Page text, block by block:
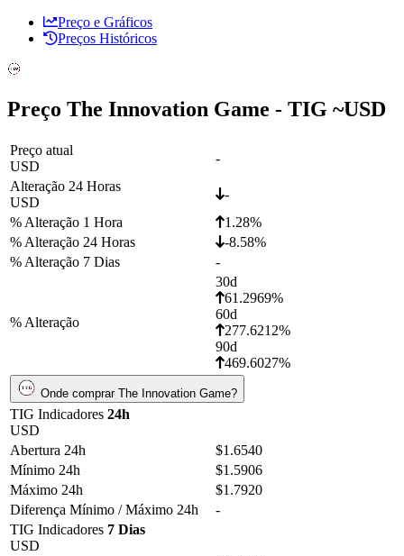
Preço e Gráficos
Preços Históricos
Preço The Innovation Game - TIG ~USD
Preço atual
USD
-
Alteração 24 Horas
USD
-
% Alteração 1 Hora
1.28%
% Alteração 24 Horas
-8.58%
% Alteração 7 Dias
-
% Alteração
30d
61.2969%
60d
277.6212%
90d
469.6027%
Onde comprar The Innovation Game?
TIG Indicadores 24h
USD
Abertura 24h
$1.6540
Mínimo 24h
$1.5906
Máximo 24h
$1.7920
Diferença Mínimo / Máximo 24h
-
TIG Indicadores 7 Dias
USD